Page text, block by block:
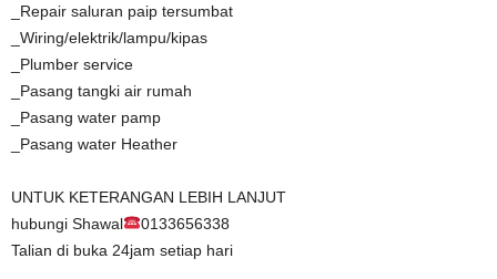
_Repair saluran paip tersumbat
_Wiring/elektrik/lampu/kipas
_Plumber service
_Pasang tangki air rumah
_Pasang water pamp
_Pasang water Heather
UNTUK KETERANGAN LEBIH LANJUT
hubungi Shawal
0133656338
Talian di buka 24jam setiap hari